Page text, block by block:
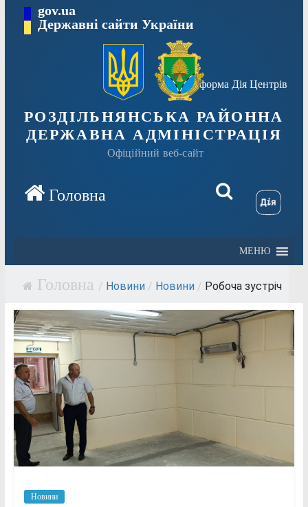
Перейтиgov.ua
Державні сайти України
Платформа Дія Центрів
РОЗДІЛЬНЯНСЬКА РАЙОННА
ДЕРЖАВНА АДМІНІСТРАЦІЯ
Офіційний веб-сайт
МЕНЮ
/ Новини / Новини / Робоча зустріч
Новини